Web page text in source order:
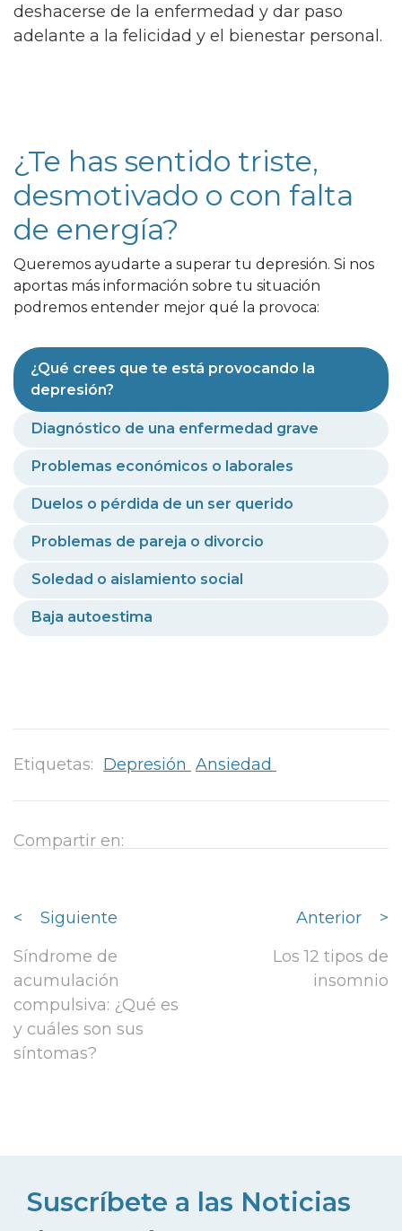
deshacerse de la enfermedad y dar paso
adelante a la felicidad y el bienestar personal.
¿Te has sentido triste,
desmotivado o con falta
de energía?
Queremos ayudarte a superar tu depresión. Si nos
aportas más información sobre tu situación
podremos entender mejor qué la provoca:
¿Qué crees que te está provocando la
depresión?
Diagnóstico de una enfermedad grave
Problemas económicos o laborales
Duelos o pérdida de un ser querido
Problemas de pareja o divorcio
Soledad o aislamiento social
Baja autoestima
Etiquetas: Depresión Ansiedad
Compartir en:
<
Siguiente
Síndrome de
acumulación
compulsiva: ¿Qué es
y cuáles son sus
síntomas?
Anterior
>
Los 12 tipos de
insomnio
Suscríbete a las Noticias